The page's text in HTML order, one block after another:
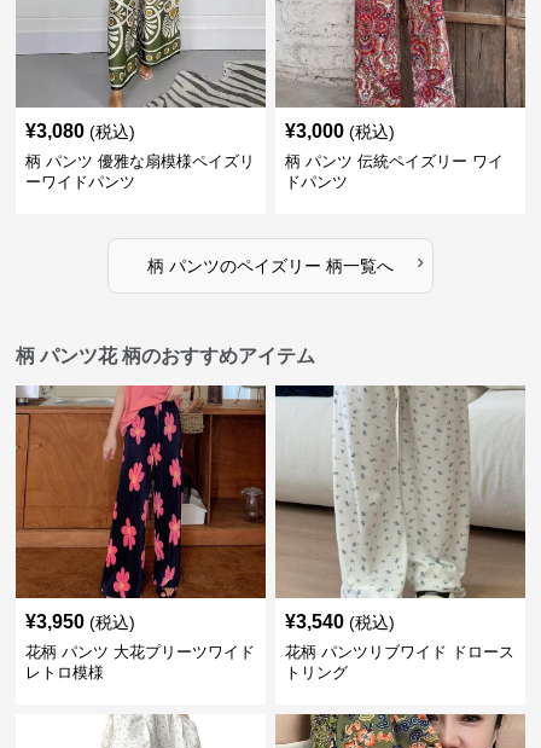
¥3,080 (税込)
柄 パンツ 優雅な扇模様ペイズリ
ーワイドパンツ
¥3,000 (税込)
柄 パンツ 伝統ペイズリー ワイ
ドパンツ
柄 パンツのペイズリー 柄一覧へ ›
柄 パンツ花 柄のおすすめアイテム
¥3,950 (税込)
花柄 パンツ 大花プリーツワイド
レトロ模様
¥3,540 (税込)
花柄 パンツリブワイド ドロース
トリング